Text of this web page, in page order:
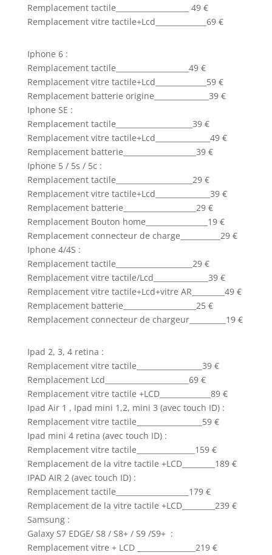
Remplacement tactile____________________ 49 €
Remplacement vitre tactile+Lcd______________69 €
Iphone 6 :
Remplacement tactile____________________49 €
Remplacement vitre tactile+Lcd______________59 €
Remplacement batterie origine_______________39 €
Iphone SE :
Remplacement tactile_____________________39 €
Remplacement vitre tactile+Lcd_______________49 €
Remplacement batterie____________________39 €
Iphone 5 / 5s / 5c :
Remplacement tactile_____________________29 €
Remplacement vitre tactile+Lcd_______________39 €
Remplacement batterie____________________29 €
Remplacement Bouton home_________________19 €
Remplacement connecteur de charge___________29 €
Iphone 4/4S :
Remplacement tactile_____________________29 €
Remplacement vitre tactile/Lcd_______________39 €
Remplacement vitre tactile+Lcd+vitre AR_________49 €
Remplacement batterie____________________25 €
Remplacement connecteur de chargeur__________19 €
Ipad 2, 3, 4 retina :
Remplacement vitre tactile__________________39 €
Remplacement Lcd_______________________69 €
Remplacement vitre tactile +LCD______________89 €
Ipad Air 1 , Ipad mini 1,2, mini 3 (avec touch ID) :
Remplacement vitre tactile__________________59 €
Ipad mini 4 retina (avec touch ID) :
Remplacement vitre tactile________________159 €
Remplacement de la vitre tactile +LCD_________189 €
IPAD AIR 2 (avec touch ID) :
Remplacement tactile____________________179 €
Remplacement de la vitre tactile +LCD_________239 €
Samsung :
Galaxy S7 EDGE/ S8 / S8+ / S9 /S9+ :
Remplacement vitre + LCD ________________219 €